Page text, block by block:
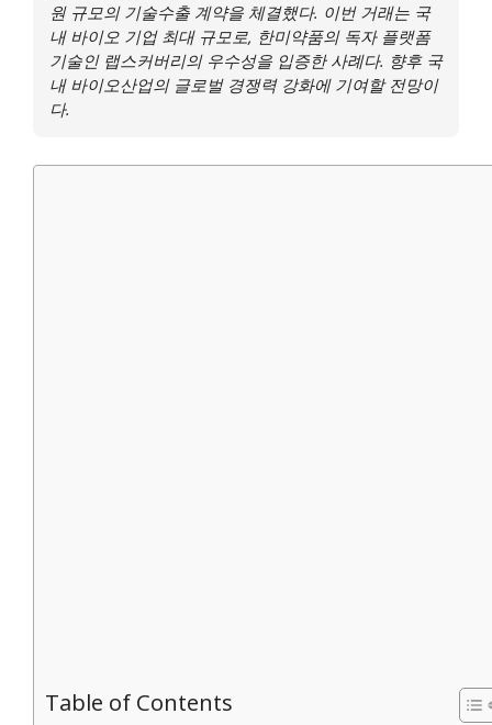
원 규모의 기술수출 계약을 체결했다. 이번 거래는 국
내 바이오 기업 최대 규모로, 한미약품의 독자 플랫폼
기술인 랩스커버리의 우수성을 입증한 사례다. 향후 국
내 바이오산업의 글로벌 경쟁력 강화에 기여할 전망이
다.
Table of Contents